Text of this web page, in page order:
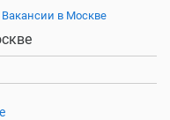
Вакансии в Москве